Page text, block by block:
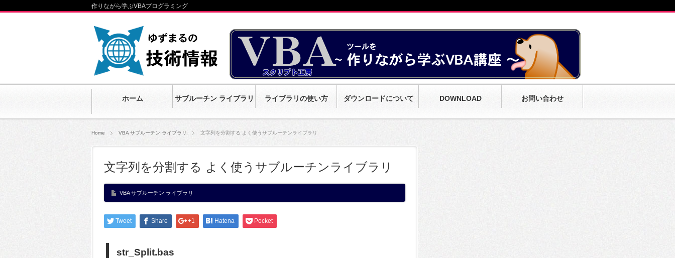
ホーム サブルーチン ライブラリ ライブラリの使い方 ダウンロードについて DOWNLOAD お問い合わせ
作りながら学ぶVBAプログラミング
Home VBA サブルーチン ライブラリ 文字列を分割する よく使うサブルーチンライブラリ
文字列を分割する よく使うサブルーチンライブラリ
VBA サブルーチン ライブラリ
Tweet Share +1 Hatena Pocket
str_Split.bas